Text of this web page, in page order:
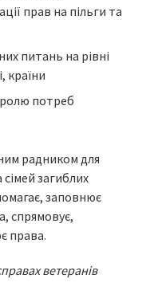
прав на пільги та
питань на рівні
країни
потреб
радником для
сімей загиблих
заповнює
спрямовує,
права.
ветеранів